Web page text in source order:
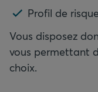
Profil de risque
Vous disposez
vous permettant
choix.